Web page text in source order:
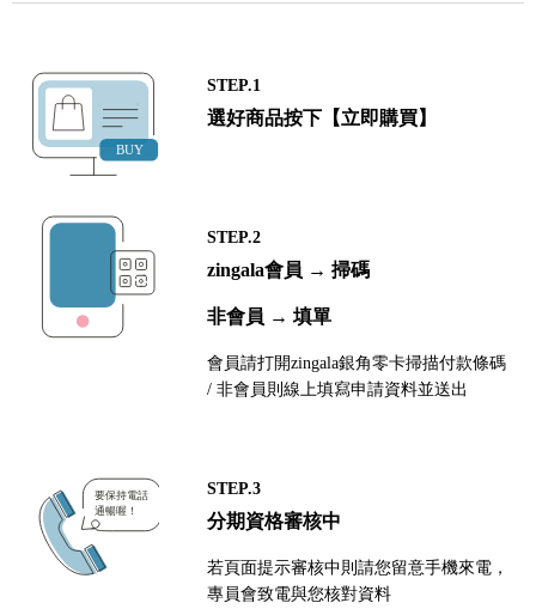
STEP.1
選好商品按下【立即購買】
STEP.2
zingala會員 → 掃碼
非會員 → 填單
會員請打開zingala銀角零卡掃描付款條碼
/ 非會員則線上填寫申請資料並送出
STEP.3
分期資格審核中
若頁面提示審核中則請您留意手機來電，
專員會致電與您核對資料